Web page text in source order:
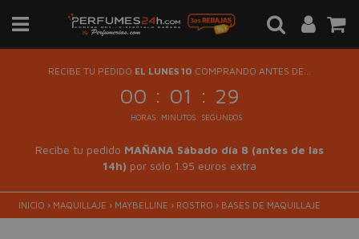
RECIBE TU PEDIDO EL LUNES 10 COMPRANDO ANTES DE...
00 : 01 : 29
HORAS MINUTOS SEGUNDOS
Recibe tu pedido MAÑANA Sábado día 8 (antes de las
14h) por sólo 1.95 euros extra
INICIO › MAQUILLAJE › MAYBELLINE › ROSTRO › BASES DE MAQUILLAJE